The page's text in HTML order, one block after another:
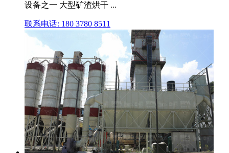
设备之一 大型矿渣烘干 ...
联系电话: 180 3780 8511